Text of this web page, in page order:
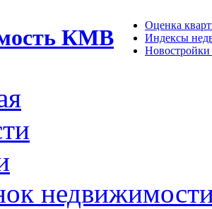
КМВ
Оценка
Индексы
Новостройки